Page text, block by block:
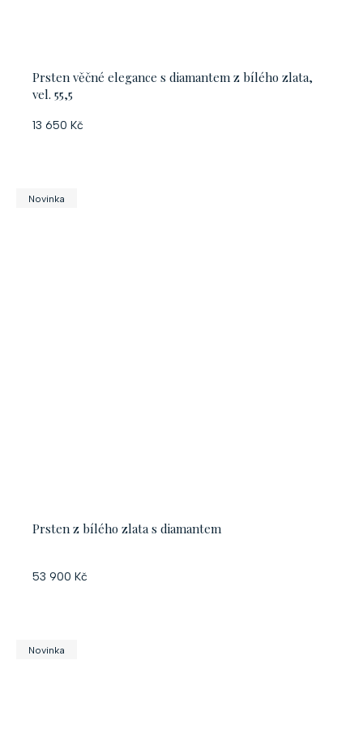
Prsten věčné elegance s diamantem z bílého zlata,
vel. 55,5
13 650 Kč
Novinka
Prsten z bílého zlata s diamantem
53 900 Kč
Novinka